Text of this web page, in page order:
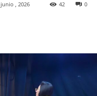
junio , 2026 0
42